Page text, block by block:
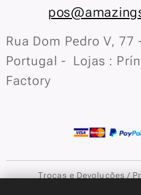
Rua Dom Pedro V,
Portugal - Lojas :
Factory
Trocas e Devoluções /